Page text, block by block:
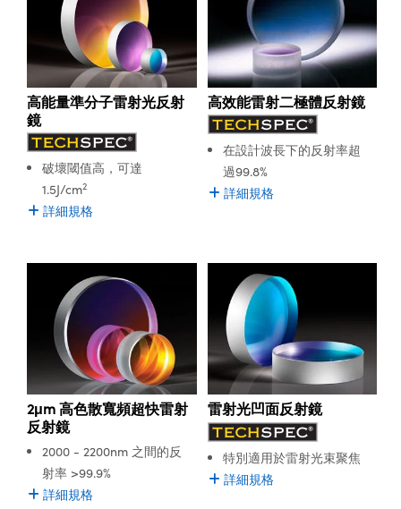
高能量準分子雷射光反射
鏡
破壞閾值高，可達
1.5J/cm2
詳細規格
高效能雷射二極體反射鏡
在設計波長下的反射率超
過99.8%
詳細規格
2μm 高色散寬頻超快雷射
反射鏡
2000 - 2200nm 之間的反
射率 >99.9%
詳細規格
雷射光凹面反射鏡
特別適用於雷射光束聚焦
詳細規格